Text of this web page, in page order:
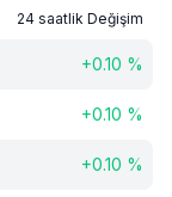
24 saatlik Değişim
+0.10 %
+0.10 %
+0.10 %